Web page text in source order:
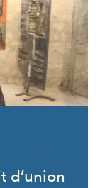
d’union